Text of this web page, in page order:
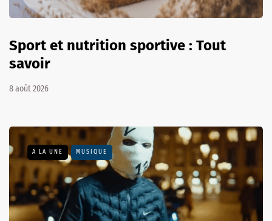
Sport et nutrition sportive : Tout
savoir
8 août 2026
A LA UNE MUSIQUE